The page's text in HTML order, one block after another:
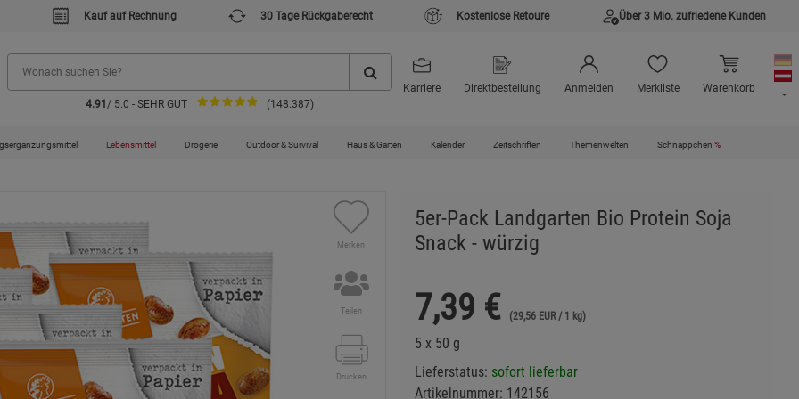
Kauf auf Rechnung 30 Tage Rückgaberecht Kostenlose Retoure Über 3 Mio. zufriedene Kunden
4.91 / 5.0 - SEHR GUT (148.387)
Karriere Direktbestellung Anmelden Merkliste Warenkorb
Lebensmittel Drogerie Outdoor & Survival Haus & Garten Kalender Zeitschriften Themenwelten Schnäppchen %
Merken
Teilen
Drucken
5er-Pack Landgarten Bio Protein Soja
Snack - würzig
7,39 € (29,56 EUR / 1 kg)
5 x 50 g
Lieferstatus: sofort lieferbar
Artikelnummer: 142156